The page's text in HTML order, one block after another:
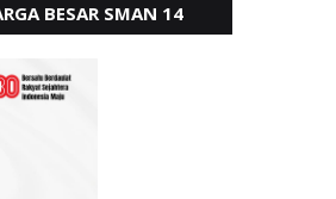
BESAR SMAN 14